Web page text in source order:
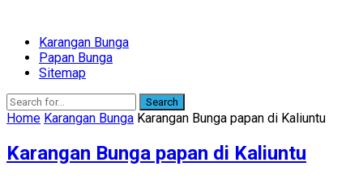
Karangan Bunga
Papan Bunga
Sitemap
Search
Home Karangan Bunga Karangan Bunga papan di Kaliuntu
Karangan Bunga papan di Kaliuntu